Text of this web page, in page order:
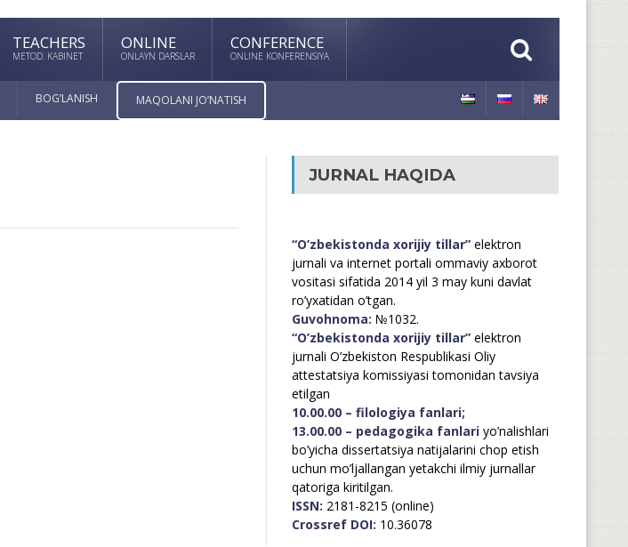
TEACHERS
METOD. KABINET
ONLINE
ONLAYN DARSLAR
CONFERENCE
ONLINE KONFERENSIYA
BOG’LANISH MAQOLANI JO’NATISH
JURNAL HAQIDA
“O’zbekistonda xorijiy tillar”elektron
jurnali va internet portali ommaviy axborot
vositasi sifatida 2014 yil 3 may kuni davlat
ro’yxatidan o’tgan.
Guvohnoma: №1032.
“O’zbekistonda xorijiy tillar”elektron
jurnali O’zbekiston Respublikasi Oliy
attestatsiya komissiyasi tomonidan tavsiya
etilgan
10.00.00 – filologiya fanlari;
13.00.00 – pedagogika fanlariyo’nalishlari
bo’yicha dissertatsiya natijalarini chop etish
uchun mo’ljallangan yetakchi ilmiy jurnallar
qatoriga kiritilgan.
ISSN: 2181-8215 (online)
Crossref DOI: 10.36078